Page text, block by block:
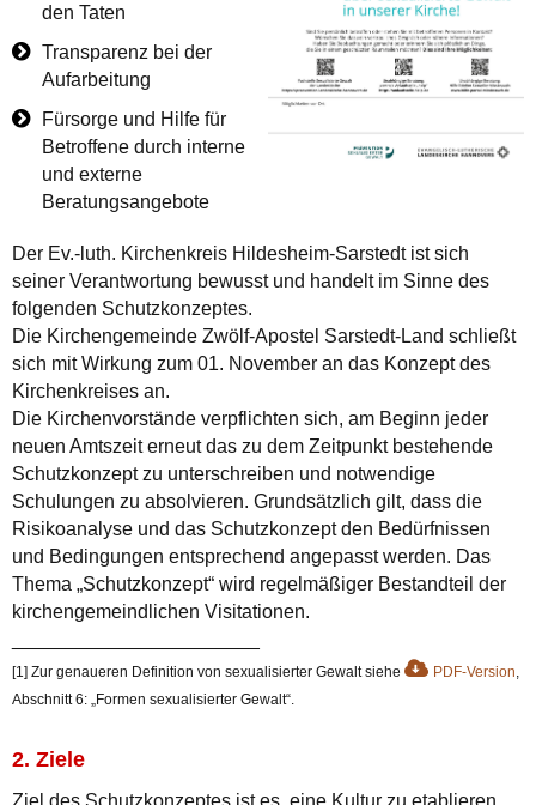
den Taten
Transparenz bei der
Aufarbeitung
Fürsorge und Hilfe für
Betroffene durch interne
und externe
Beratungsangebote
Der Ev.-luth. Kirchenkreis Hildesheim-Sarstedt ist sich
seiner Verantwortung bewusst und handelt im Sinne des
folgenden Schutzkonzeptes.
Die Kirchengemeinde Zwölf-Apostel Sarstedt-Land schließt
sich mit Wirkung zum 01. November an das Konzept des
Kirchenkreises an.
Die Kirchenvorstände verpflichten sich, am Beginn jeder
neuen Amtszeit erneut das zu dem Zeitpunkt bestehende
Schutzkonzept zu unterschreiben und notwendige
Schulungen zu absolvieren. Grundsätzlich gilt, dass die
Risikoanalyse und das Schutzkonzept den Bedürfnissen
und Bedingungen entsprechend angepasst werden. Das
Thema „Schutzkonzept“ wird regelmäßiger Bestandteil der
kirchengemeindlichen Visitationen.
[1] Zur genaueren Definition von sexualisierter Gewalt siehe PDF‑Version
Abschnitt 6: „Formen sexualisierter Gewalt“.
2. Ziele
Ziel des Schutzkonzeptes ist es, eine Kultur zu etablieren,